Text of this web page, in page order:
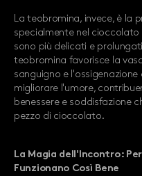
La teobromina, invece, è la
specialmente nel
sono più delicati e
teobromina favorisce la
sanguigno e l'ossigenazione
migliorare l'umore,
benessere e soddisfazione
pezzo di cioccolato.
La Magia dell'Incontro:
Funzionano Così Bene